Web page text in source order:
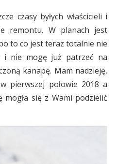
czasy byłych właścicieli i
remontu. W planach jest
to co jest teraz totalnie nie
nie mogę już patrzeć na
kanapę. Mam nadzieję,
pierwszej połowie 2018 a
się z Wami podzielić